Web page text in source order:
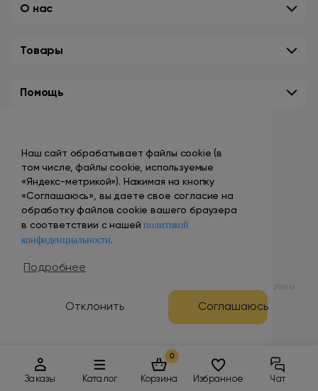
Наш сайт обрабатывает файлы cookie (в
том числе, файлы cookie, используемые
«Яндекс-метрикой»). Нажимая на кнопку
«Соглашаюсь», вы даете свое согласие на
обработку файлов cookie вашего браузера
в соответствии с нашейполитикой
конфиденциальности.
Подробнее
Отклонить Соглашаюсь
О нас
Товары
Помощь
+7 (495) 149-10-99
promo@smokenvape.su
пн-пт: 9:00 – 18:00
сб-вс: выходной
© 1998 – 2024 ООО «Табак Вэйп Сити». Все права защищены.
Разработка и продвижение сайта
Заказы Каталог
0
Корзина Избранное Чат